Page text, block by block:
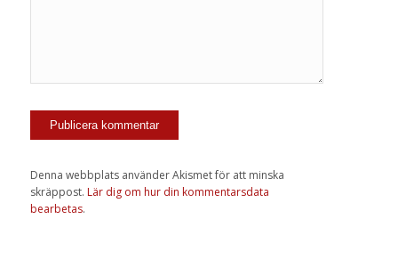
Denna webbplats använder Akismet för att minska
skräppost. Lär dig om hur din kommentarsdata
bearbetas.